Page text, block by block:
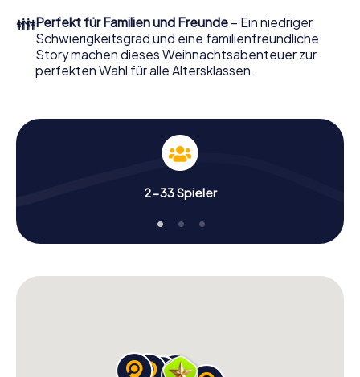
Teambuilding und eine stimmungsvolle
Weihnachtsthematik. Gönnen Sie Ihren Kollegen also
einen unvergesslichen Ausklang des Jahres und planen Sie
unser X-Mas Adventure als Programmpunkt Ihrer
👪Perfekt für Familien und Freunde – Ein niedriger
Schwierigkeitsgrad und eine familienfreundliche
Story machen dieses Weihnachtsabenteuer zur
perfekten Wahl für alle Altersklassen.
2-33 Spieler